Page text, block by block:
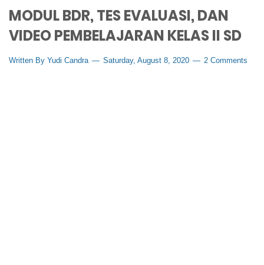
MODUL BDR, TES EVALUASI, DAN
VIDEO PEMBELAJARAN KELAS II SD
Written By Yudi Candra Saturday, August 8, 2020 2 Comments